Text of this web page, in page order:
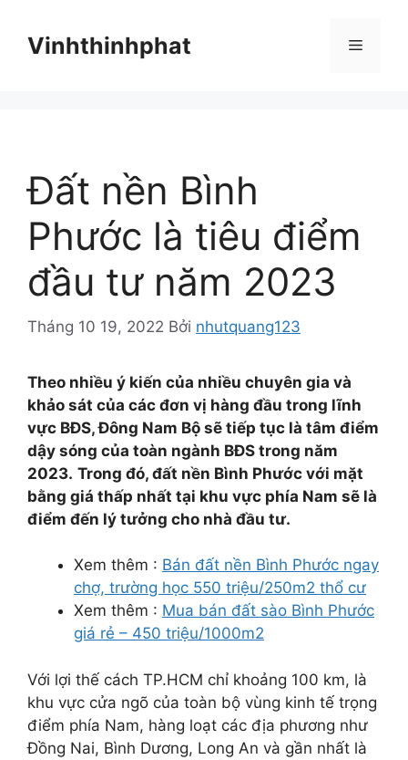
Vinhthinhphat Menu
Đất nền Bình
Phước là tiêu điểm
đầu tư năm 2023
Tháng 10 19, 2022 Bởi nhutquang123
Theo nhiều ý kiến của nhiều chuyên gia và
khảo sát của các đơn vị hàng đầu trong lĩnh
vực BĐS, Đông Nam Bộ sẽ tiếp tục là tâm điểm
dậy sóng của toàn ngành BĐS trong năm
2023. Trong đó, đất nền Bình Phước với mặt
bằng giá thấp nhất tại khu vực phía Nam sẽ là
điểm đến lý tưởng cho nhà đầu tư.
Xem thêm : Bán đất nền Bình Phước ngay
chợ, trường học 550 triệu/250m2 thổ cư
Xem thêm : Mua bán đất sào Bình Phước
giá rẻ – 450 triệu/1000m2
Với lợi thế cách TP.HCM chỉ khoảng 100 km, là
khu vực cửa ngõ của toàn bộ vùng kinh tế trọng
điểm phía Nam, hàng loạt các địa phương như
Đồng Nai, Bình Dương, Long An và gần nhất là